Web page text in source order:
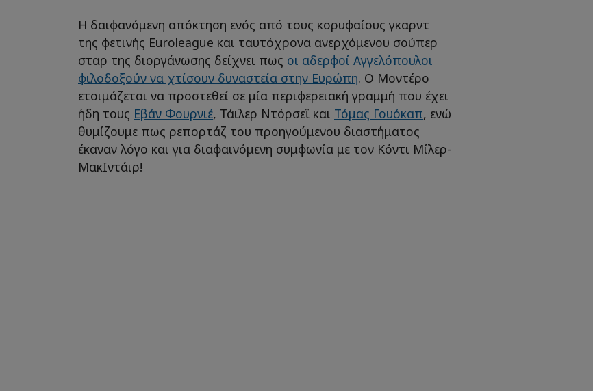
Η δαιφανόμενη απόκτηση ενός από τους κορυφαίους γκαρντ
της φετινής Euroleague και ταυτόχρονα ανερχόμενου σούπερ
σταρ της διοργάνωσης δείχνει πως οι αδερφοί Αγγελόπουλοι
φιλοδοξούν να χτίσουν δυναστεία στην Ευρώπη. Ο Μοντέρο
ετοιμάζεται να προστεθεί σε μία περιφερειακή γραμμή που έχει
ήδη τους Εβάν Φουρνιέ, Τάιλερ Ντόρσεϊ και Τόμας Γουόκαπ, ενώ
θυμίζουμε πως ρεπορτάζ του προηγούμενου διαστήματος
έκαναν λόγο και για διαφαινόμενη συμφωνία με τον Κόντι Μίλερ-
ΜακΙντάιρ!